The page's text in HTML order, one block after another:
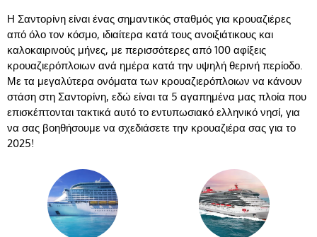
Η Σαντορίνη είναι ένας σημαντικός σταθμός για κρουαζιέρες
από όλο τον κόσμο, ιδιαίτερα κατά τους ανοιξιάτικους και
καλοκαιρινούς μήνες, με περισσότερες από 100 αφίξεις
κρουαζιερόπλοιων ανά ημέρα κατά την υψηλή θερινή περίοδο.
Με τα μεγαλύτερα ονόματα των κρουαζιερόπλοιων να κάνουν
στάση στη Σαντορίνη, εδώ είναι τα 5 αγαπημένα μας πλοία που
επισκέπτονται τακτικά αυτό το εντυπωσιακό ελληνικό νησί, για
να σας βοηθήσουμε να σχεδιάσετε την κρουαζιέρα σας για το
2025!